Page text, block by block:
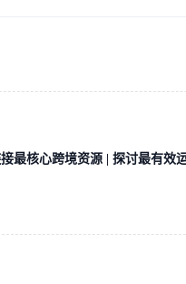
最核心跨境资源 | 探讨最有效